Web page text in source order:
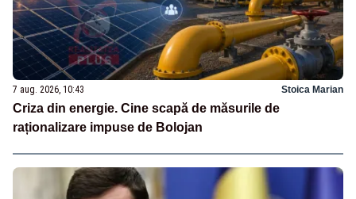
7 aug. 2026, 10:43 Stoica Marian
Criza din energie. Cine scapă de măsurile de
raționalizare impuse de Bolojan